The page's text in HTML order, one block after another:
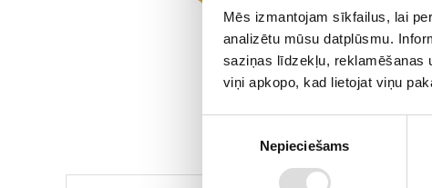
Mēs izmantojam sīkfailus, lai
analizētu mūsu datplūsmu.
saziņas līdzekļu, reklamēšanas
viņi apkopo, kad lietojat viņu
Nepieciešams